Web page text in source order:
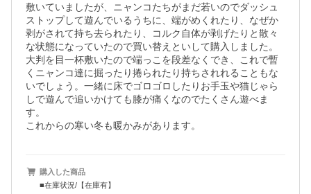
敷いていましたが、ニャンコたちがまだ若いのでダッシュ
ストップして遊んでいるうちに、端がめくれたり、なぜか
剥がされて持ち去られたり、コルク自体が剥げたりと散々
な状態になっていたので買い替えといして購入しました。
大判を目一杯敷いたので端っこを段差なくでき、これで暫
くニャンコ達に掘ったり捲られたり持ちされれることもな
いでしょう。一緒に床でゴロゴロしたりお手玉や猫じゃら
しで遊んで追いかけても膝が痛くなのでたくさん遊べま
す。
これからの寒い冬も暖かみがあります。
購入した商品
■在庫状況/【在庫有】